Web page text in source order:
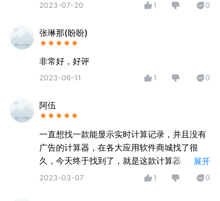
2023-07-20 1 0
张琳那(盼盼)
非常好，好评
2023-06-11 1 0
阿伍
一直想找一款能显示实时计算记录，并且没有
广告的计算器，在各大应用软件商城找了很
久，今天终于找到了，就是这款计算器，太好
了，必须给5颗星。
展开
2023-03-07 1 0